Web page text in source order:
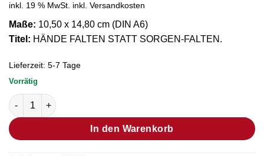
inkl. 19 % MwSt. inkl. Versandkosten
Maße: 10,50 x 14,80 cm (DIN A6)
Titel: HÄNDE FALTEN STATT SORGEN-FALTEN.
Lieferzeit: 5-7 Tage
Vorrätig
Postkarte “HÄNDE FALTEN” Menge
In den Warenkorb